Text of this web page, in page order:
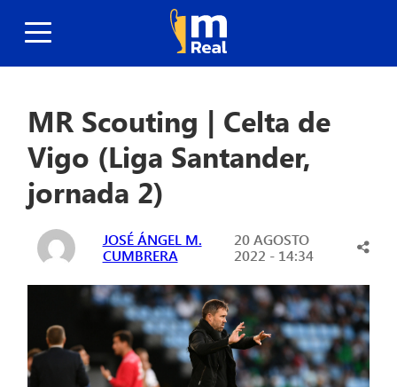
MR Scouting | Celta de
Vigo (Liga Santander,
jornada 2)
JOSÉ ÁNGEL M.
CUMBRERA
20 AGOSTO
2022 - 14:34